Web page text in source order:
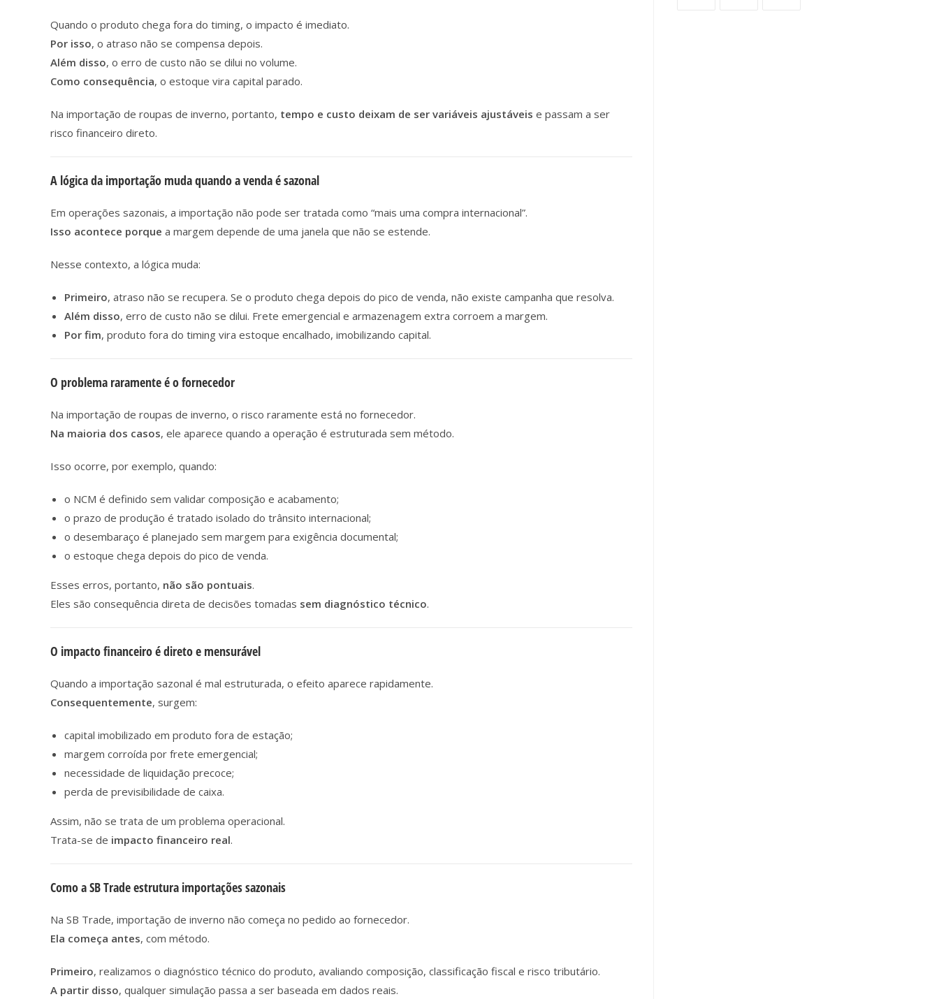
Quando o produto chega fora do timing, o impacto é imediato.
Por isso, o atraso não se compensa depois.
Além disso, o erro de custo não se dilui no volume.
Como consequência, o estoque vira capital parado.
Na importação de roupas de inverno, portanto, tempo e custo deixam de ser variáveis ajustáveis e passam a ser
risco financeiro direto.
A lógica da importação muda quando a venda é sazonal
Em operações sazonais, a importação não pode ser tratada como “mais uma compra internacional”.
Isso acontece porque a margem depende de uma janela que não se estende.
Nesse contexto, a lógica muda:
Primeiro, atraso não se recupera. Se o produto chega depois do pico de venda, não existe campanha que resolva.
Além disso, erro de custo não se dilui. Frete emergencial e armazenagem extra corroem a margem.
Por fim, produto fora do timing vira estoque encalhado, imobilizando capital.
O problema raramente é o fornecedor
Na importação de roupas de inverno, o risco raramente está no fornecedor.
Na maioria dos casos, ele aparece quando a operação é estruturada sem método.
Isso ocorre, por exemplo, quando:
o NCM é definido sem validar composição e acabamento;
o prazo de produção é tratado isolado do trânsito internacional;
o desembaraço é planejado sem margem para exigência documental;
o estoque chega depois do pico de venda.
Esses erros, portanto, não são pontuais.
Eles são consequência direta de decisões tomadas sem diagnóstico técnico.
O impacto financeiro é direto e mensurável
Quando a importação sazonal é mal estruturada, o efeito aparece rapidamente.
Consequentemente, surgem:
capital imobilizado em produto fora de estação;
margem corroída por frete emergencial;
necessidade de liquidação precoce;
perda de previsibilidade de caixa.
Assim, não se trata de um problema operacional.
Trata-se de impacto financeiro real.
Como a SB Trade estrutura importações sazonais
Na SB Trade, importação de inverno não começa no pedido ao fornecedor.
Ela começa antes, com método.
Primeiro, realizamos o diagnóstico técnico do produto, avaliando composição, classificação fiscal e risco tributário.
A partir disso, qualquer simulação passa a ser baseada em dados reais.